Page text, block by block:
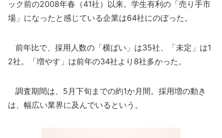
ック前の2008年春（41社）以来。学生有利の「売り手市
場」になったと感じている企業は64社にのぼった。
前年比で、採用人数の「横ばい」は35社、「未定」は1
2社。「増やす」は前年の34社より8社多かった。
調査期間は、5月下旬までの約1か月間。採用増の動き
は、幅広い業界に及んでいるという。